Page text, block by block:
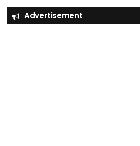
Advertisement